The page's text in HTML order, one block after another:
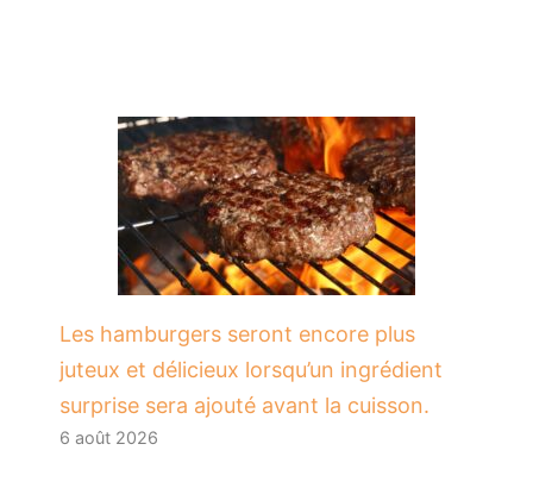
Les hamburgers seront encore plus
juteux et délicieux lorsqu’un ingrédient
surprise sera ajouté avant la cuisson.
6 août 2026